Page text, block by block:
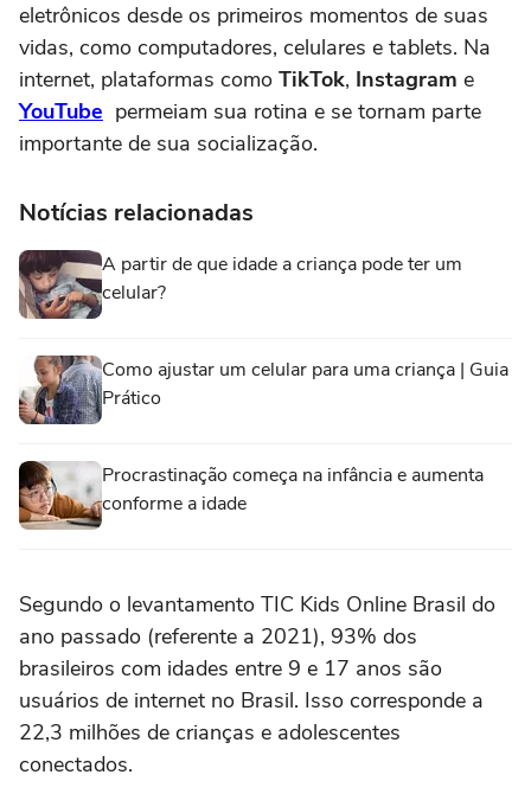
eletrônicos desde os primeiros momentos de suas
vidas, como computadores, celulares e tablets. Na
internet, plataformas como TikTok, Instagram e
YouTube permeiam sua rotina e se tornam parte
importante de sua socialização.
Notícias relacionadas
A partir de que idade a criança pode ter um
celular?
Como ajustar um celular para uma criança | Guia
Prático
Procrastinação começa na infância e aumenta
conforme a idade
Segundo o levantamento TIC Kids Online Brasil do
ano passado (referente a 2021), 93% dos
brasileiros com idades entre 9 e 17 anos são
usuários de internet no Brasil. Isso corresponde a
22,3 milhões de crianças e adolescentes
conectados.